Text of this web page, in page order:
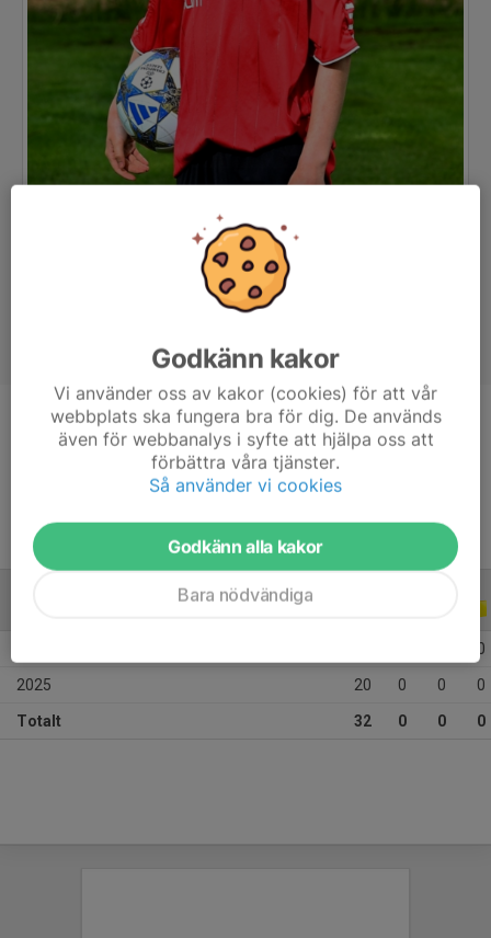
Position
-
12 år
0
2025 20 0 0 0
Totalt 32 0 0 0
Godkänn kakor
Vi använder oss av kakor (cookies) för att vår
webbplats ska fungera bra för dig. De används
även för webbanalys i syfte att hjälpa oss att
förbättra våra tjänster.
Så använder vi cookies
Godkänn alla kakor
Bara nödvändiga